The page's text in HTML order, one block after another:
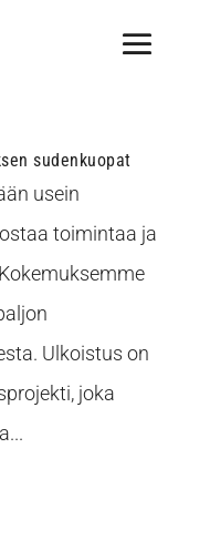
sudenkuopat
usein
toimintaa ja
Ulkoistus on
joka